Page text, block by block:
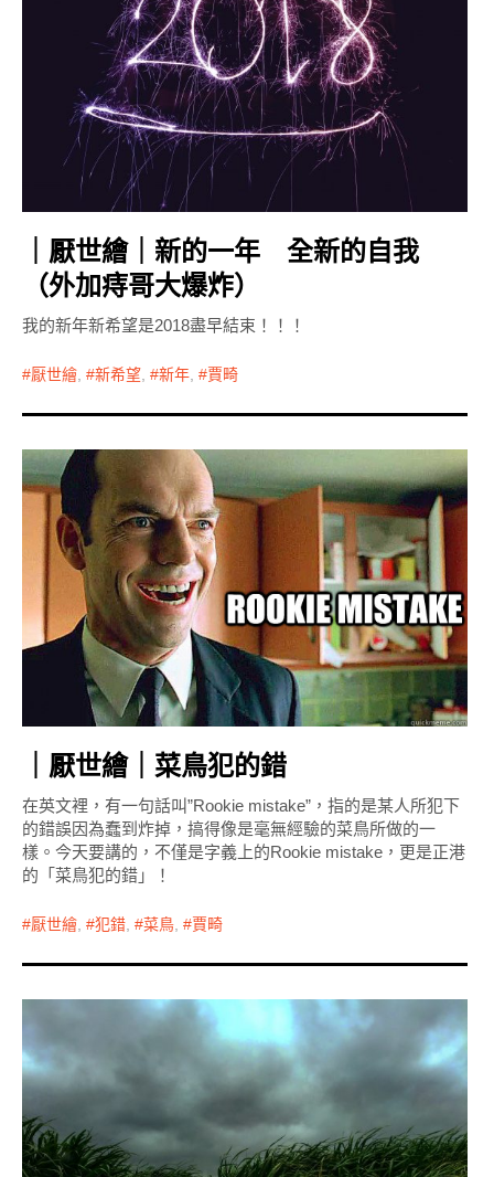
｜厭世繪｜新的一年 全新的自我
（外加痔哥大爆炸）
我的新年新希望是2018盡早結束！！！
厭世繪 , 新希望 , 新年 , 賈畸
｜厭世繪｜菜鳥犯的錯
在英文裡，有一句話叫”Rookie mistake”，指的是某人所犯下
的錯誤因為蠢到炸掉，搞得像是毫無經驗的菜鳥所做的一
樣。今天要講的，不僅是字義上的Rookie mistake，更是正港
的「菜鳥犯的錯」！
厭世繪, 犯錯, 菜鳥, 賈畸